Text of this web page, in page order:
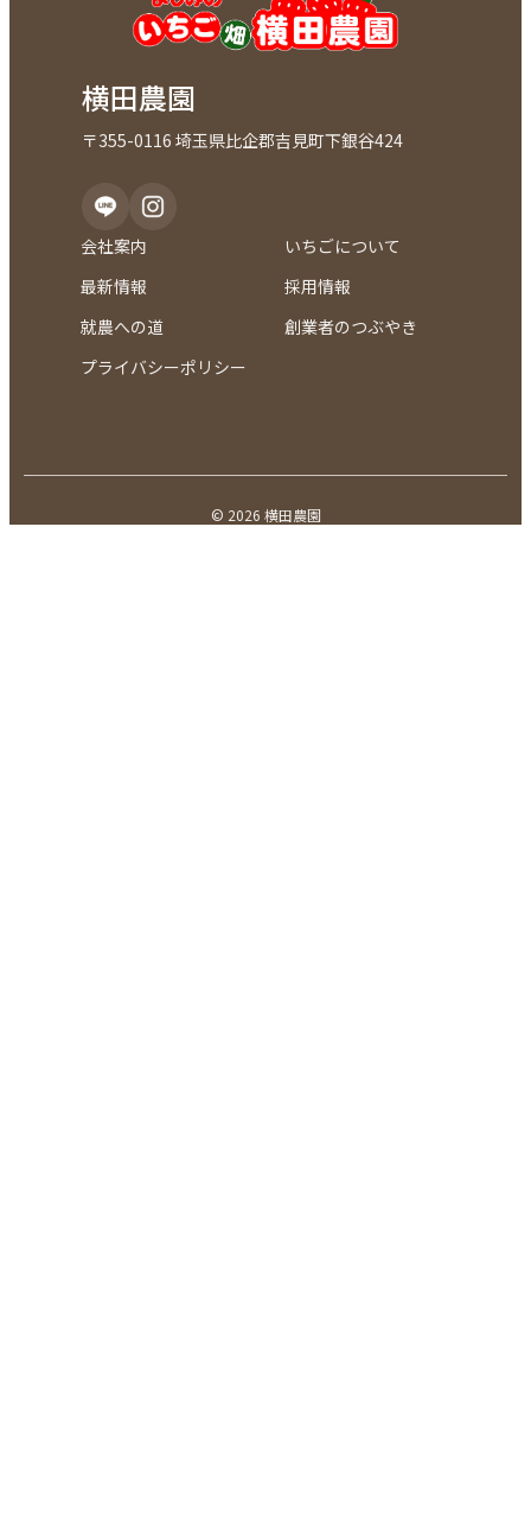
横田農園
〒355-0116 埼玉県比企郡吉見町下銀谷424
会社案内
いちごについて
最新情報
採用情報
就農への道
創業者のつぶやき
プライバシーポリシー
© 2026 横田農園